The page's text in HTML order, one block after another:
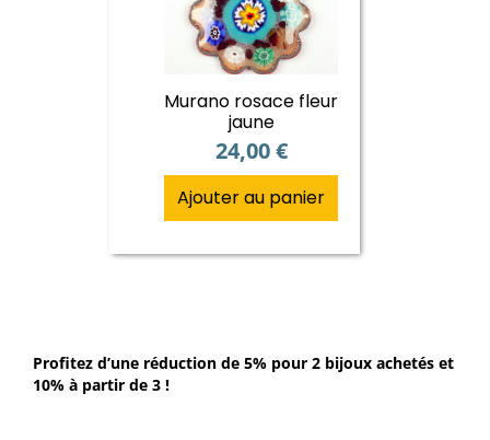
Murano rosace fleur
jaune
24,00€
Ajouter au panier
Profitez d’une réduction de 5% pour 2 bijoux achetés et
10% à partir de 3 !